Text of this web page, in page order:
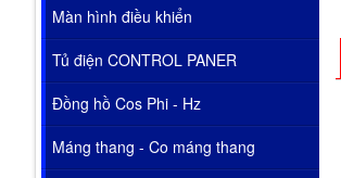
Màn hình điều khiển
Tủ điện CONTROL PANER
Đồng hồ Cos Phi - Hz
Máng thang - Co máng thang